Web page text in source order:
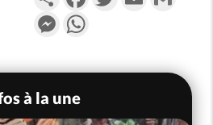
Messenger
à la une